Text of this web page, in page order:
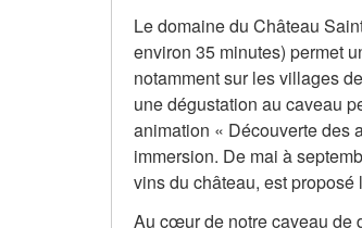
Le domaine du Château
environ 35 minutes) permet
notamment sur les villages
une dégustation au caveau
animation « Découverte des
immersion. De mai à
vins du château, est
Au cœur de notre caveau de